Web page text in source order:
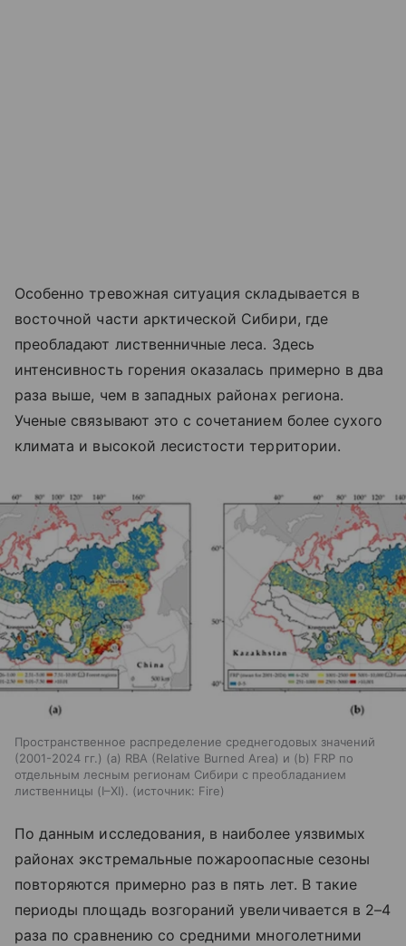
Особенно тревожная ситуация складывается в
восточной части арктической Сибири, где
преобладают лиственничные леса. Здесь
интенсивность горения оказалась примерно в два
раза выше, чем в западных районах региона.
Ученые связывают это с сочетанием более сухого
климата и высокой лесистости территории.
Пространственное распределение среднегодовых значений
(2001-2024 гг.) (а) RBA (Relative Burned Area) и (b) FRP по
отдельным лесным регионам Сибири с преобладанием
лиственницы (I–XI).
источник: Fire
По данным исследования, в наиболее уязвимых
районах экстремальные пожароопасные сезоны
повторяются примерно раз в пять лет. В такие
периоды площадь возгораний увеличивается в 2–4
раза по сравнению со средними многолетними